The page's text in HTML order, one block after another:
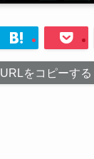
URLをコピーする